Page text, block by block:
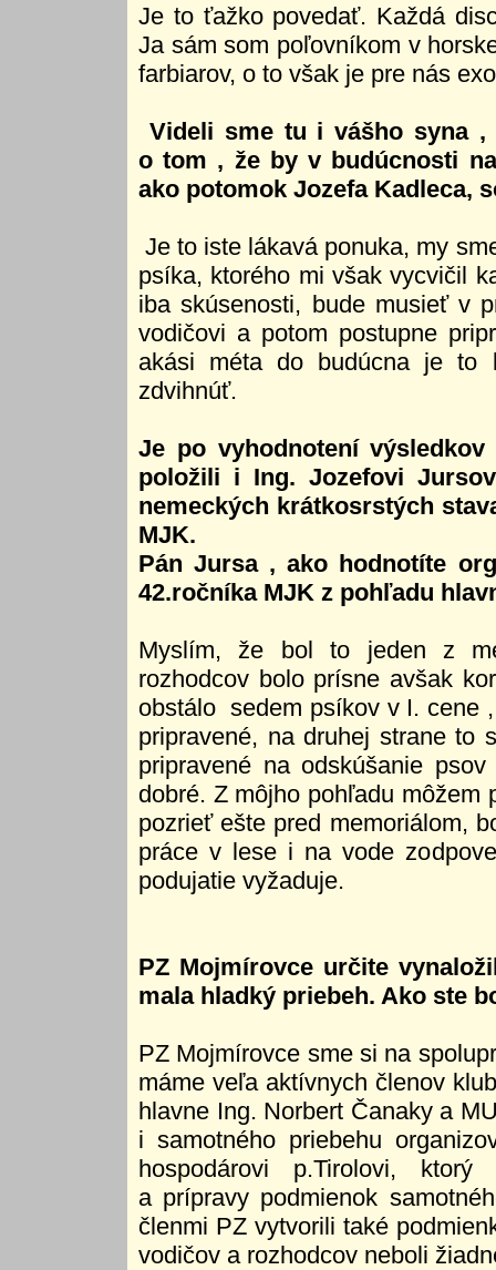
Je to ťažko povedať. Každá
Ja sám som poľovníkom v
farbiarov, o to však je pre nás
Videli sme tu i vášho syna ,
o tom , že by v budúcnosti
ako potomok Jozefa Kadleca,
Je to iste lákavá ponuka, my
psíka, ktorého mi však vycvičil
iba skúsenosti, bude musieť v
vodičovi a potom postupne
akási méta do budúcna je to
zdvihnúť.
Je po vyhodnotení
položili i Ing. Jozefovi
nemeckých krátkosrstých
MJK.
Pán Jursa , ako hodnotíte
42.ročníka MJK z pohľadu
Myslím, že bol to jeden z
rozhodcov bolo prísne avšak
obstálo sedem psíkov v I. cene
pripravené, na druhej strane to
pripravené na odskúšanie
dobré. Z môjho pohľadu môžem
pozrieť ešte pred memoriálom,
práce v lese i na vode
podujatie vyžaduje.
PZ Mojmírovce určite
mala hladký priebeh. Ako ste
PZ Mojmírovce sme si na
máme veľa aktívnych členov
hlavne Ing. Norbert Čanaky a
i samotného priebehu
hospodárovi p.Tirolovi,
a prípravy podmienok
členmi PZ vytvorili také
vodičov a rozhodcov neboli